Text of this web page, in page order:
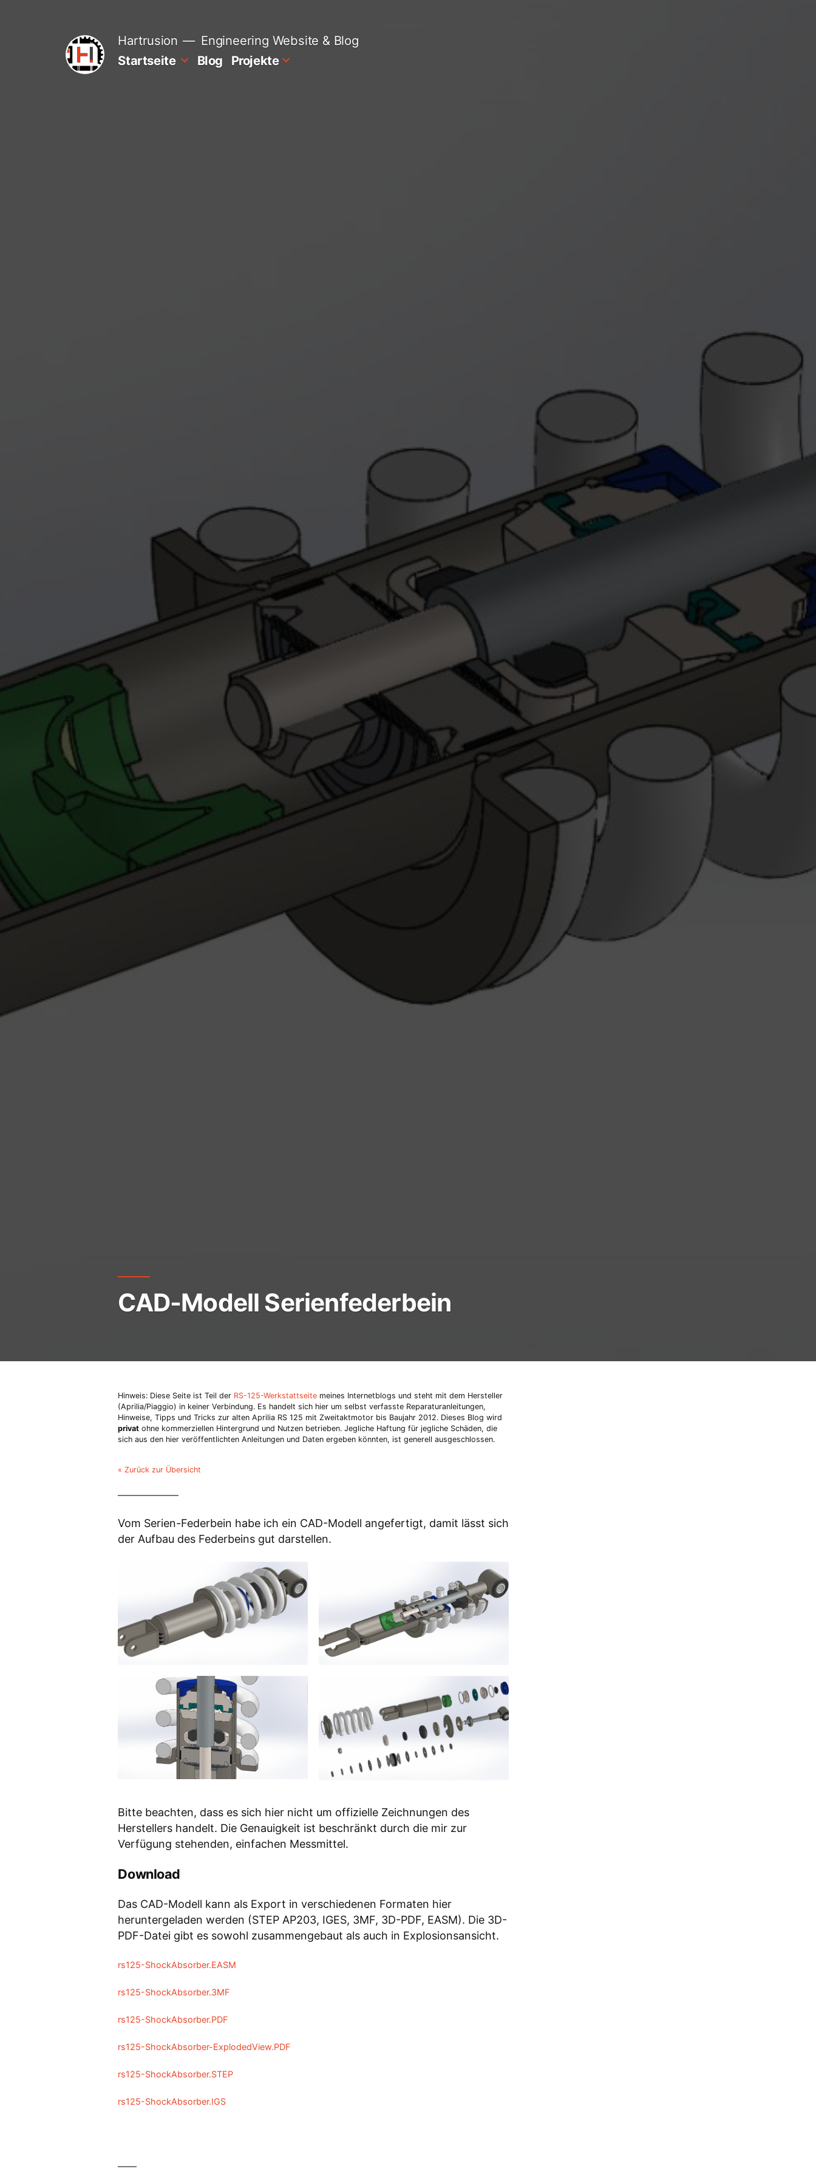
Hartrusion
Engineering Website & Blog
Startseite
Blog Projekte
CAD-Modell Serienfederbein
Hinweis: Diese Seite ist Teil der RS-125-Werkstattseite meines Internetblogs und steht mit dem Hersteller
(Aprilia/Piaggio) in keiner Verbindung. Es handelt sich hier um selbst verfasste Reparaturanleitungen,
Hinweise, Tipps und Tricks zur alten Aprilia RS 125 mit Zweitaktmotor bis Baujahr 2012. Dieses Blog wird
privat ohne kommerziellen Hintergrund und Nutzen betrieben. Jegliche Haftung für jegliche Schäden, die
sich aus den hier veröffentlichten Anleitungen und Daten ergeben könnten, ist generell ausgeschlossen.
« Zurück zur Übersicht
Vom Serien-Federbein habe ich ein CAD-Modell angefertigt, damit lässt sich
der Aufbau des Federbeins gut darstellen.
Bitte beachten, dass es sich hier nicht um offizielle Zeichnungen des
Herstellers handelt. Die Genauigkeit ist beschränkt durch die mir zur
Verfügung stehenden, einfachen Messmittel.
Download
Das CAD-Modell kann als Export in verschiedenen Formaten hier
heruntergeladen werden (STEP AP203, IGES, 3MF, 3D-PDF, EASM). Die 3D-
PDF-Datei gibt es sowohl zusammengebaut als auch in Explosionsansicht.
rs125-ShockAbsorber.EASM
rs125-ShockAbsorber.3MF
rs125-ShockAbsorber.PDF
rs125-ShockAbsorber-ExplodedView.PDF
rs125-ShockAbsorber.STEP
rs125-ShockAbsorber.IGS